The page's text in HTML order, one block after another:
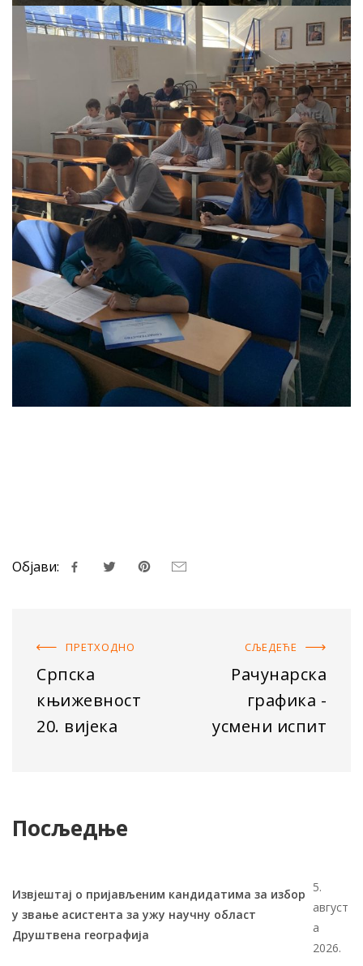
Објави:
ПРЕТХОДНO
Српска
књижевност
20. вијека
СЉЕДЕЋE
Рачунарска
графика -
усмени испит
Посљедње
Извјештај о пријављеним кандидатима за избор
у звање асистента за ужу научну област
Друштвена географија
5.
август
а
2026.